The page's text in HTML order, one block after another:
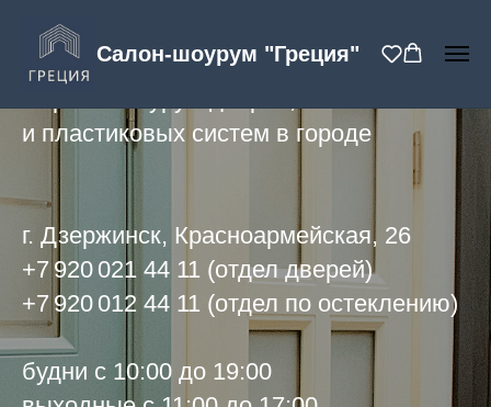
Салон-шоурум "Греция"
ГРЕЦИЯ
и пластиковых систем в городе
г. Дзержинск, Красноармейская, 26
+7 920 021 44 11 (отдел дверей)
+7 920 012 44 11 (отдел по остеклению)
будни с 10:00 до 19:00